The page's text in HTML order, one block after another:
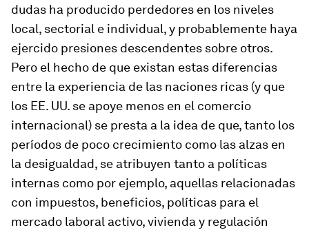
dudas ha producido perdedores en los niveles
local, sectorial e individual, y probablemente haya
ejercido presiones descendentes sobre otros.
Pero el hecho de que existan estas diferencias
entre la experiencia de las naciones ricas (y que
los EE. UU. se apoye menos en el comercio
internacional) se presta a la idea de que, tanto los
períodos de poco crecimiento como las alzas en
la desigualdad, se atribuyen tanto a políticas
internas como por ejemplo, aquellas relacionadas
con impuestos, beneficios, políticas para el
mercado laboral activo, vivienda y regulación